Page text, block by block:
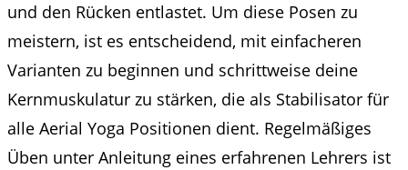
und den Rücken entlastet. Um diese Posen zu
meistern, ist es entscheidend, mit einfacheren
Varianten zu beginnen und schrittweise deine
Kernmuskulatur zu stärken, die als Stabilisator für
alle Aerial Yoga Positionen dient. Regelmäßiges
Üben unter Anleitung eines erfahrenen Lehrers ist